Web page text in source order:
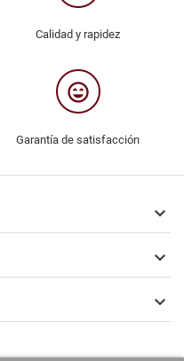
Calidad y rapidez
sentiment_very_satisfied
Garantía de satisfacción


